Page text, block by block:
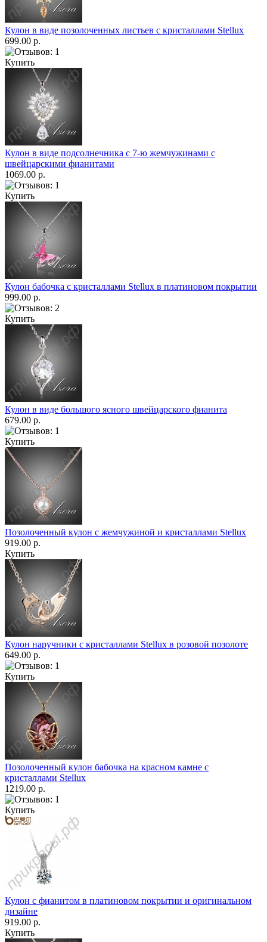
Кулон в виде позолоченных листьев с кристаллами Stellux
699.00 р.
Купить
Кулон в виде подсолнечника с 7-ю жемчужинами с
швейцарскими фианитами
1069.00 р.
Купить
Кулон бабочка с кристаллами Stellux в платиновом покрытии
999.00 р.
Купить
Кулон в виде большого ясного швейцарского фианита
679.00 р.
Купить
Позолоченный кулон с жемчужиной и кристаллами Stellux
919.00 р.
Купить
Кулон наручники с кристаллами Stellux в розовой позолоте
649.00 р.
Купить
Позолоченный кулон бабочка на красном камне с
кристаллами Stellux
1219.00 р.
Купить
Кулон с фианитом в платиновом покрытии и оригинальном
дизайне
919.00 р.
Купить